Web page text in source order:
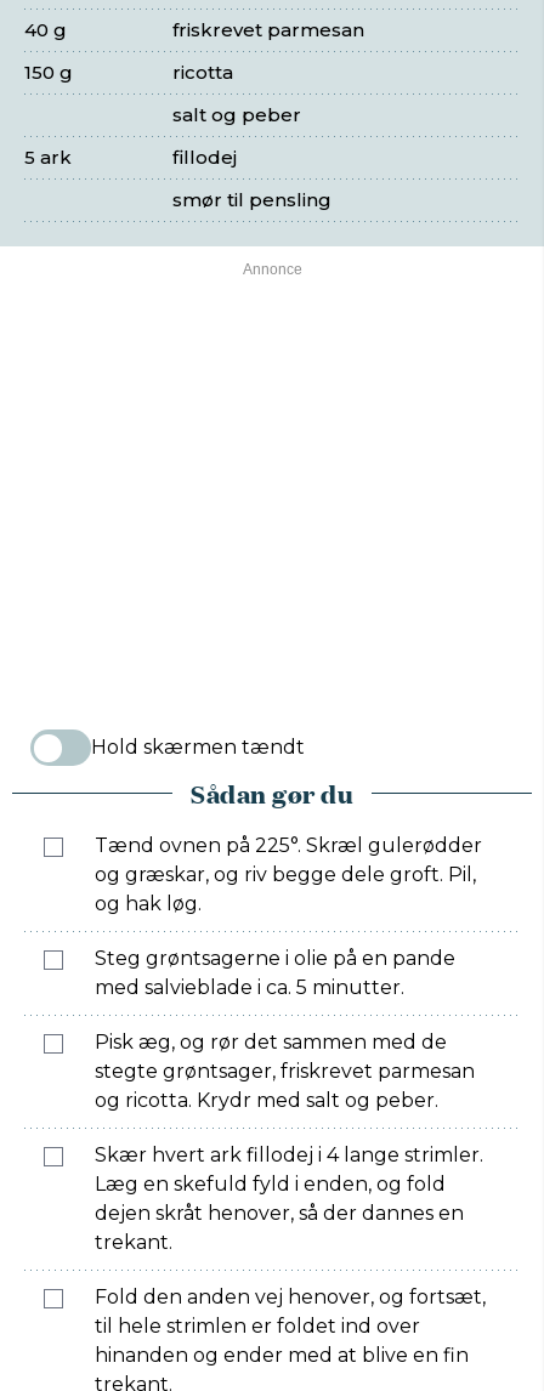
friskrevet parmesan
40 g
ricotta
150 g
salt og peber
fillodej
5 ark
smør til pensling
Hold skærmen tændt
Sådan gør du
Tænd ovnen på 225°. Skræl gulerødder
og græskar, og riv begge dele groft. Pil,
og hak løg.
Steg grøntsagerne i olie på en pande
med salvieblade i ca. 5 minutter.
Pisk æg, og rør det sammen med de
stegte grøntsager, friskrevet parmesan
og ricotta. Krydr med salt og peber.
Skær hvert ark fillodej i 4 lange strimler.
Læg en skefuld fyld i enden, og fold
dejen skråt henover, så der dannes en
trekant.
Fold den anden vej henover, og fortsæt,
til hele strimlen er foldet ind over
hinanden og ender med at blive en fin
trekant.